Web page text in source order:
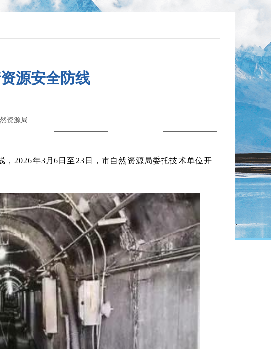
源安全防线
资源局
2026年3月6日至23日，市自然资源局委托技术单位开